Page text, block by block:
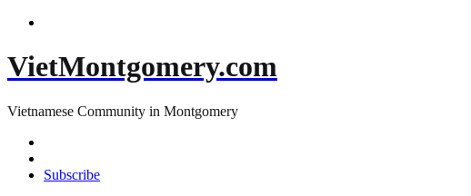
VietMontgomery.com
Vietnamese Community in Montgomery
Subscribe